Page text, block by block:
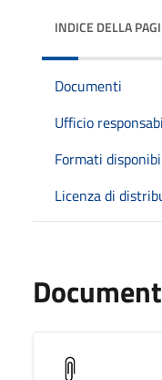
INDICE DELLA
Documenti
Ufficio
Formati
Licenza di